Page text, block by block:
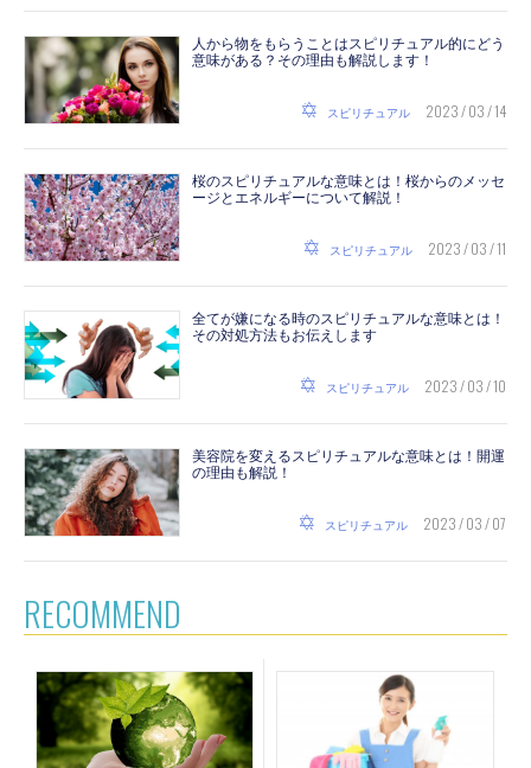
人から物をもらうことはスピリチュアル的にどう
意味がある？その理由も解説します！
スピリチュアル 2023 / 03 / 14
桜のスピリチュアルな意味とは！桜からのメッセ
ージとエネルギーについて解説！
スピリチュアル 2023 / 03 / 11
全てが嫌になる時のスピリチュアルな意味とは！
その対処方法もお伝えします
スピリチュアル 2023 / 03 / 10
美容院を変えるスピリチュアルな意味とは！開運
の理由も解説！
スピリチュアル 2023 / 03 / 07
RECOMMEND